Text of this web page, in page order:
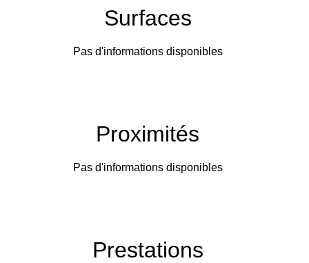
Surfaces
Pas d'informations disponibles
Proximités
Pas d'informations disponibles
Prestations